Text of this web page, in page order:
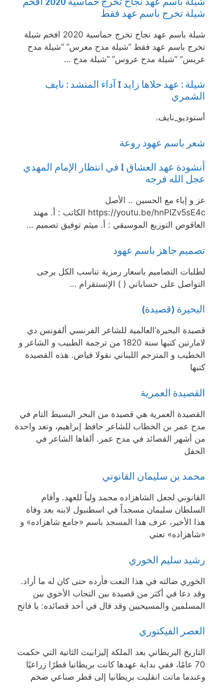
شيلة تخرج باسم عهد فقط
شيلة باسم عهد نجاح تخرج حماسية 2020 افخم شيلة
تخرج باسم عهد فقط “شيلة مدح معرس” “شيلة مدح
عريس” “شيلة مدح عروس” “شيلة مدح …
شيلة : عهد حلاها زايد I آداء المنشد : نايف
الشمري
أستوديو_نايف.
شعر باسم عهود روعة
أنشودة عهد العشاق l في انتظار الإمام المهدي
عجل الله فرجه
عز و إباء مع الحسين .. الأصل
https://youtu.be/hnPIZv5sE4c الكاتب : أ. مهند
العاقوص التوزيع الموسيقي : أ. ميثم توفيق تصميم …
تصميم جاهز باسم عهود
لطلبات التصاميم باسعار رمزية تناسب الكل يرجى
التواصل على حساباتي ( ) الإنستقرام …
البحيرة (قصيدة)
قصيدة البحيرة’العالمية للشاعر الفرنسي ألفونس دي
لامارتين كتبها سنة 1820 من ترجمة الطبيب و الشاعر و
الخطيب و المترجم اللبناني نقولا فياض. هذه القصيدة
كتبها
القصيدة العمرية
القصيدة العمرية هي قصيدة من البحر البسيط التام في
مدح عمر بن الخطاب للشاعر حافظ إبراهيم، وتعد واحدة
من أشهر القصائد في مدح عمر. ألقاها الشاعر في
الحفل
محمد بن سليمان القانوني
القانوني لجعل الشاهزاده محمد ولياً للعهد. وأقام
السلطان سليمان مسجداً في اسطنبول لابنه بعد وفاة
هذا الأخير، عرف هذا المسجد باسم «جامع شاهزاده» و
«شاهزاده» تعني
رشيد سليم الخوري
الخوري ضالته في هذا النعت فأرده حتى كان له ما أراد.
وقد دعا في أكثر من قصيدة بين التحاب الأخوي بين
المسلمين والمسيحيين وقد قال في أحد قصائده: يا فاتح
العصر الفيكتوري
التاريخ البريطاني بعد الملكة إليزابيث الثانية التي حكمت
70 عامًا، ففي بداية عهدها كانت بريطانيا قطرًا زراعيًا
وعندما ماتت انقلبت بريطانيا إلى قطر صناعي ضخم